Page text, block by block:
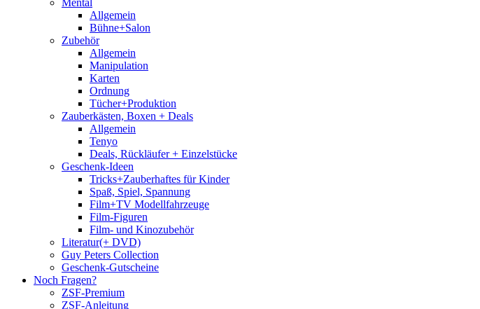
Mental
Allgemein
Bühne+Salon
Zubehör
Allgemein
Manipulation
Karten
Ordnung
Tücher+Produktion
Zauberkästen, Boxen + Deals
Allgemein
Tenyo
Deals, Rückläufer + Einzelstücke
Geschenk-Ideen
Tricks+Zauberhaftes für Kinder
Spaß, Spiel, Spannung
Film+TV Modellfahrzeuge
Film-Figuren
Film- und Kinozubehör
Literatur(+ DVD)
Guy Peters Collection
Geschenk-Gutscheine
Noch Fragen?
ZSF-Premium
ZSF-Anleitung